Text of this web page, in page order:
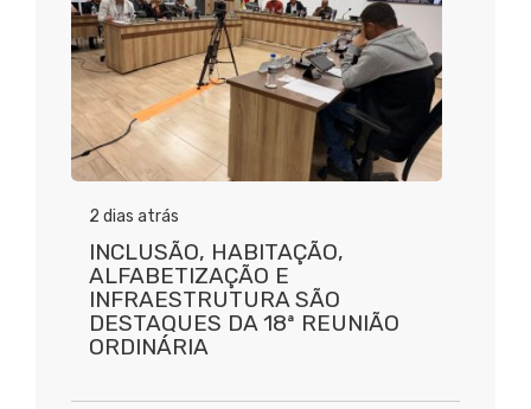
2 dias atrás
INCLUSÃO, HABITAÇÃO,
ALFABETIZAÇÃO E
INFRAESTRUTURA SÃO
DESTAQUES DA 18ª REUNIÃO
ORDINÁRIA